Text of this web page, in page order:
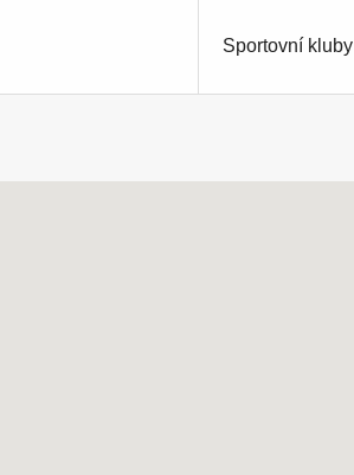
Sportovní kluby